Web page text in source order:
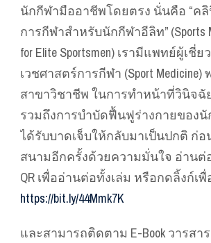
นักกีฬามืออาชีพโดยตรง นั่นคือ “ค
การกีฬาสำหรับนักกีฬาอีลิท” (Sports
for Elite Sportsmen) เรามีแพทย์ผู้เชี่
เวชศาสตร์การกีฬา (Sport
สาขาวิชาชีพ ในการทำหน้าที่วินิจฉั
รวมถึงการบำบัดฟื้นฟูร่างกายของ
ได้รับบาดเจ็บให้กลับมาเป็นปกติ ก่อ
สนามอีกครั้งด้วยความมั่นใจ อ่านต่
QR เพื่ออ่านต่อทั้งเล่ม หรือกดลิ้งก์เ
https://bit.ly/44Mmk7K
และสามารถติดตาม E-Book วารสา